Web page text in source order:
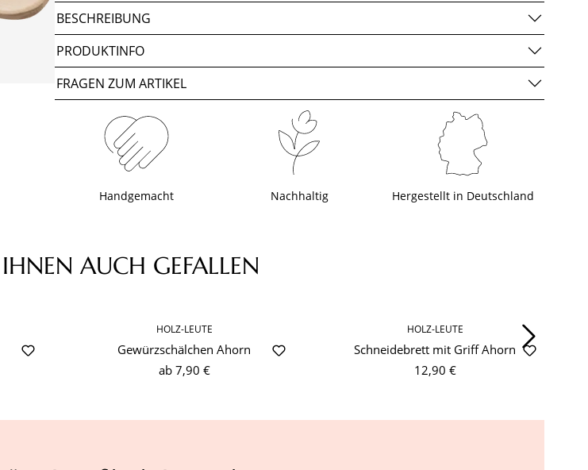
BESCHREIBUNG
PRODUKTINFO
FRAGEN ZUM ARTIKEL
Handgemacht Nachhaltig Hergestellt in Deutschland
AUCH GEFALLEN
HOLZ-LEUTE
Gewürzschälchen Ahorn
ab 7,90 €
HOLZ-LEUTE
Schneidebrett mit Griff Ahorn
12,90 €